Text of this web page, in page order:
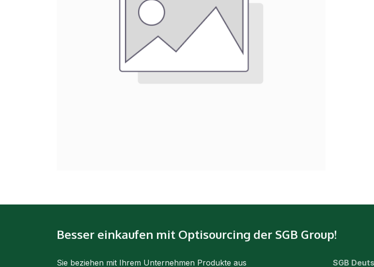
Besser einkaufen mit Optisourcing der SGB Group!
Sie beziehen mit Ihrem Unternehmen Produkte aus SGB